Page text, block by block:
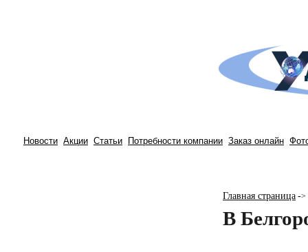
Новости Акции Статьи Потребности компании Заказ онлайн
Главная страница ->
В